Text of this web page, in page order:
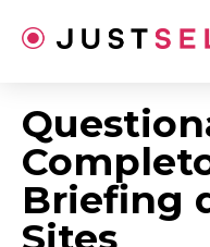
para
Briefing